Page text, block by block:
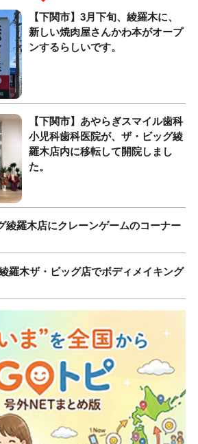
【下関市】3月下旬、綾羅木に、
新しい焼肉屋さんかわ本がオープ
ンするらしいです。
【下関市】あやらぎスマイル歯科
小児科歯科医院が、ザ・ビッグ綾
羅木店内に移転して開院しまし
た。
綾羅木店にクレーンゲームのコーナー
羅木ザ・ビッグ店でボディメイキング